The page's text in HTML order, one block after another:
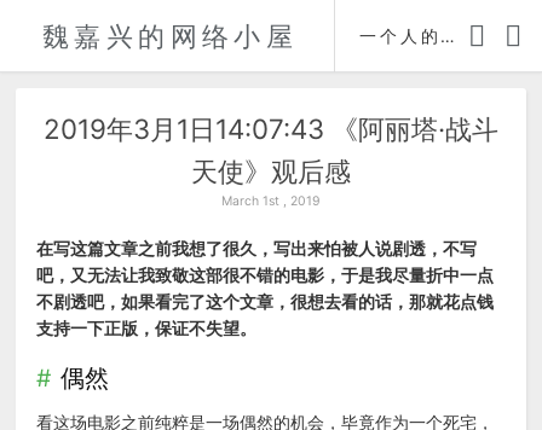
魏嘉兴的网络小屋 一个人的自传 时间轴
2019年3月1日14:07:43 《阿丽塔·战斗
天使》观后感
March 1st , 2019
在写这篇文章之前我想了很久，写出来怕被人说剧透，不写
吧，又无法让我致敬这部很不错的电影，于是我尽量折中一点
不剧透吧，如果看完了这个文章，很想去看的话，那就花点钱
支持一下正版，保证不失望。
偶然
看这场电影之前纯粹是一场偶然的机会，毕竟作为一个死宅，